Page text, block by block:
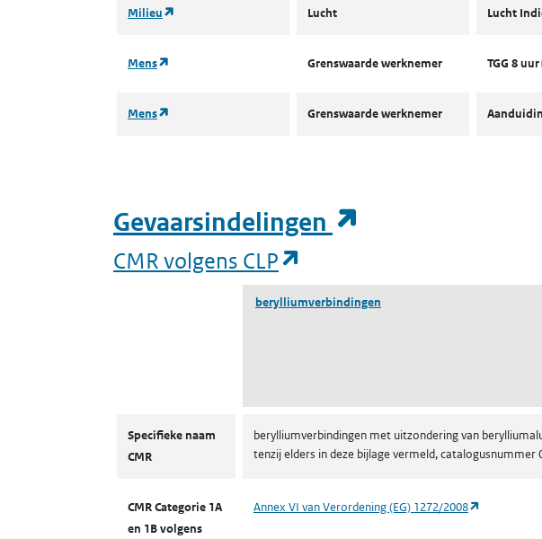
Milieu (opent in een nieuw tabblad)
Lucht Lucht
Mens (opent in een nieuw tabblad)Grenswaarde werknemer TGG 8 uur
Mens (opent in een nieuw tabblad)Grenswaarde werknemer
Gevaarsindelingen
CMR volgens CLP
berylliumverbindingen
Specifieke naam
CMR
berylliumverbindingen met uitzondering van
tenzij elders in deze bijlage vermeld, catalogusnummer
CMR Categorie 1A
en 1B volgens
Annex VI van Verordening (EG) 1272/2008